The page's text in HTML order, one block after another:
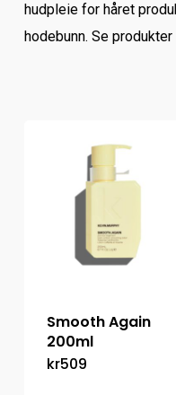
hudpleie for håret
hodebunn. Se produkter
Smooth Again
200ml
kr509